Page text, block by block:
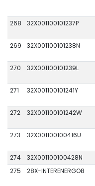
268 32X001100101237P
269 32X001100101238N
270 32X001100101239L
271 32X001100101241Y
272 32X001100101242W
273 32X001100100416U
274 32X001100100428N
275
28X-INTERENERGO8